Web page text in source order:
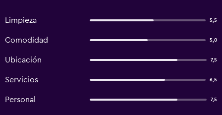
Limpieza 5,5
Comodidad 5,0
Ubicación 7,5
Servicios 6,5
Personal 7,5